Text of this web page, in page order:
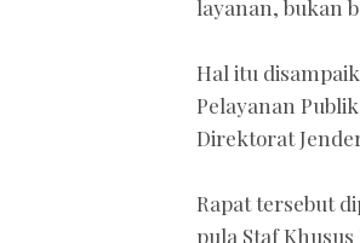
layanan, bukan
Hal itu
Pelayanan
Direktorat
Rapat tersebut
pula Staf